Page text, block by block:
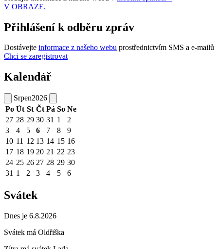
V OBRAZE.
Přihlášení k odběru zpráv
Dostávejte informace z našeho webu prostřednictvím SMS a e-mailů
Chci se zaregistrovat
Kalendář
Srpen2026
Po Út St Čt Pá So Ne
27 28 29 30 31 1
2
3
4 5 6 7 8
9
10 11 12 13 14 15 16
17 18 19 20 21 22 23
24 25 26 27 28 29 30
31 1 2 3 4 5 6
Svátek
Dnes je 6.8.2026
Svátek má Oldřiška